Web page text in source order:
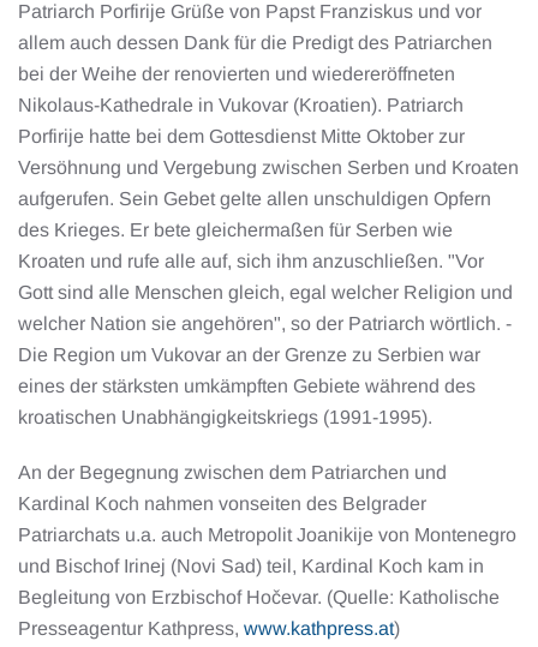
Patriarch Porfirije Grüße von Papst Franziskus und vor
allem auch dessen Dank für die Predigt des Patriarchen
bei der Weihe der renovierten und wiedereröffneten
Nikolaus-Kathedrale in Vukovar (Kroatien). Patriarch
Porfirije hatte bei dem Gottesdienst Mitte Oktober zur
Versöhnung und Vergebung zwischen Serben und Kroaten
aufgerufen. Sein Gebet gelte allen unschuldigen Opfern
des Krieges. Er bete gleichermaßen für Serben wie
Kroaten und rufe alle auf, sich ihm anzuschließen. "Vor
Gott sind alle Menschen gleich, egal welcher Religion und
welcher Nation sie angehören", so der Patriarch wörtlich. -
Die Region um Vukovar an der Grenze zu Serbien war
eines der stärksten umkämpften Gebiete während des
kroatischen Unabhängigkeitskriegs (1991-1995).
An der Begegnung zwischen dem Patriarchen und
Kardinal Koch nahmen vonseiten des Belgrader
Patriarchats u.a. auch Metropolit Joanikije von Montenegro
und Bischof Irinej (Novi Sad) teil, Kardinal Koch kam in
Begleitung von Erzbischof Hočevar. (Quelle: Katholische
Presseagentur Kathpress, www.kathpress.at)